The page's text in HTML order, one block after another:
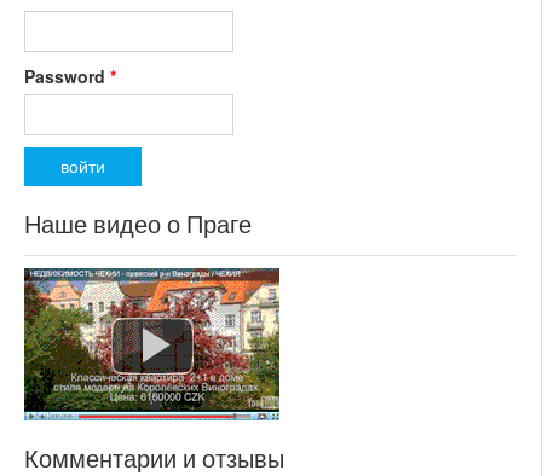
Password *
Наше видео о Праге
Комментарии и отзывы